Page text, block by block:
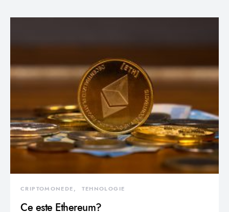
CRIPTOMONEDE TEHNOLOGIE
Ce este Ethereum?